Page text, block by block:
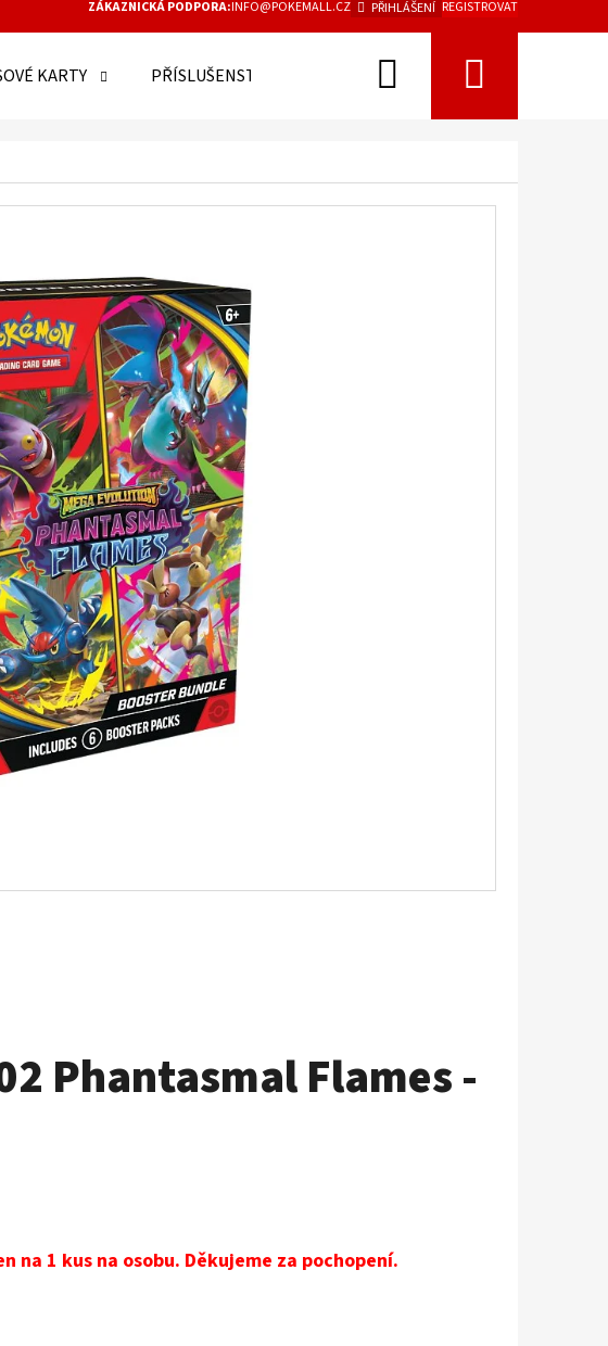
ZÁKAZNICKÁ PODPORA:INFO@POKEMALL.CZ PŘIHLÁŠENÍ REGISTROVAT
KARTY PŘÍSLUŠENSTVÍ Hledat
Phantasmal Flames -
na 1 kus na osobu. Děkujeme za pochopení.
TCG: GOLDEEN 087/084
Kč